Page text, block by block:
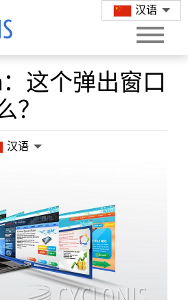
这个弹出窗口
？
汉语
汉语